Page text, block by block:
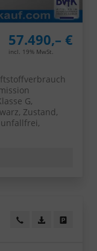
57.490,– €
incl. 19% MwSt.
G,
Zustand,
Wir rufen Sie an!
PDF-Datei,